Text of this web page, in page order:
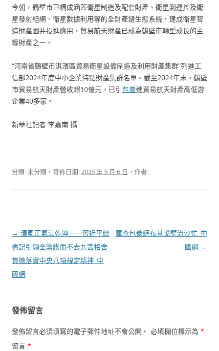
今朝，鶴壁市已構成涵蓋衛星制造及配套財產、衛星測運控及衛
星發射組網、衛星數據利用等的全財產鏈生態系統，建成衛星智
造財產園并投進應用，貿易航天財產已成為鶴壁市轉型成長的主
導財產之一。
“河南省鶴壁市淇濱區貿易衛星設備制造及利用財產集群”列進工
信部2024年度中小企業特點財產集群名單。截至2024年末，鶴壁
市貿易航天財產營收超10億元，已引包養進貿易航天財產高低游
企業40多家。
新華社記者 李嘉南 攝
分類: 未分類，發佈日期:2025 年 5 月 6 日 ，作者:
文
章
導
覽
← 清風正氣滿乾坤——習近平總
書記引領全黨鍥而不去九宮格舍
貫徹落實中央八項規定精神_中
國網
庫查包養網布其戈壁治沙忙_中
國網 →
發佈留言
發佈留言必須填寫的電子郵件地址不會公開。 必填欄位標示為 *
留言 *